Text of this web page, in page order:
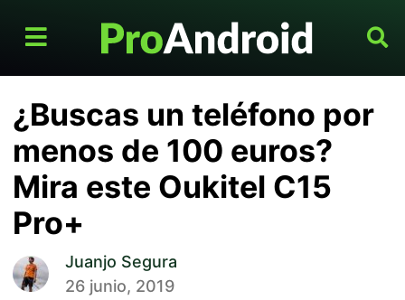
¿Buscas un teléfono por
menos de 100 euros?
Mira este Oukitel C15
Pro+
Juanjo Segura
26 junio, 2019